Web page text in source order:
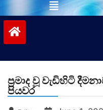
ප්‍රමාද වූ වැඩිහිටි
පියවර